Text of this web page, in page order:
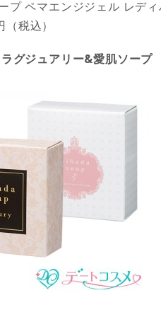
プ ペマエンジジェル レデ
税込）
グジュアリー&愛肌ソープ